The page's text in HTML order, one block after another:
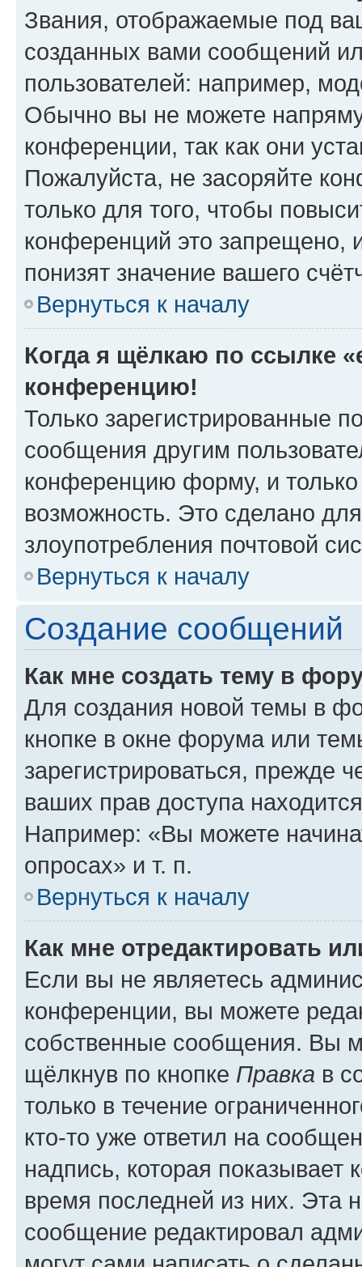
Звания, отображаемые под
созданных вами сообщений
пользователей: например,
Обычно вы не можете
конференции, так как они
Пожалуйста, не засоряйте
только для того, чтобы
конференций это запрещено,
понизят значение вашего
Вернуться к началу
Когда я щёлкаю по ссылке
конференцию!
Только зарегистрированные
сообщения другим
конференцию форму, и
возможность. Это сделано
злоупотребления почтовой
Вернуться к началу
Создание сообщений
Как мне создать тему в
Для создания новой темы в
кнопке в окне форума или
зарегистрироваться, прежде
ваших прав доступа
Например: «Вы можете
опросах» и т. п.
Вернуться к началу
Как мне отредактировать
Если вы не являетесь
конференции, вы можете
собственные сообщения. Вы
щёлкнув по кнопке Правка в
только в течение
кто-то уже ответил на
надпись, которая показывает
время последней из них. Эта
сообщение редактировал